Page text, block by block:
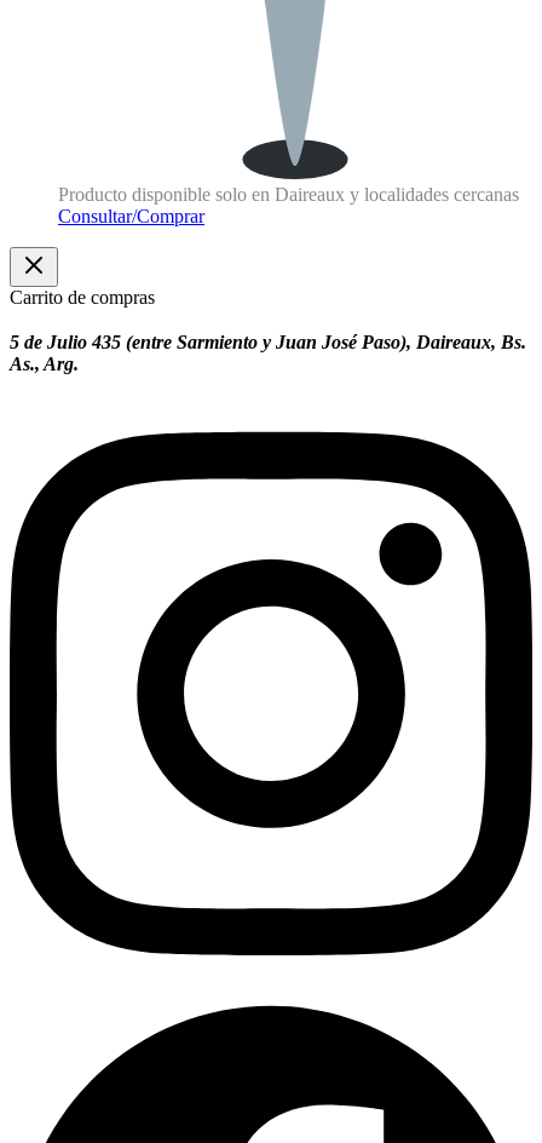
Producto disponible solo en Daireaux y localidades cercanas
Consultar/Comprar
Carrito de compras
5 de Julio 435 (entre Sarmiento y Juan José Paso), Daireaux, Bs.
As., Arg.